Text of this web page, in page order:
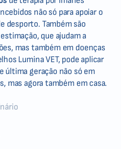
não só para apoiar o
desporto. Também são
que ajudam a
mas também em doenças
Lumina VET, pode aplicar
última geração não só em
mas agora também em casa.